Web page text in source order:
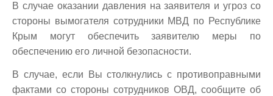
В случае оказании давления на заявителя и угроз со
стороны вымогателя сотрудники МВД по Республике
Крым могут обеспечить заявителю меры по
обеспечению его личной безопасности.
В случае, если Вы столкнулись с противоправными
фактами со стороны сотрудников ОВД, сообщите об